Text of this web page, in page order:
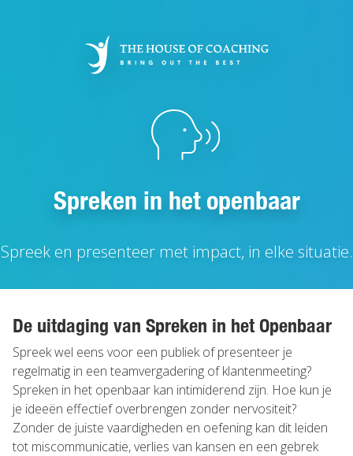
Spreken in het openbaar
Spreek en presenteer met impact, in elke situatie.
De uitdaging van Spreken in het Openbaar
Spreek wel eens voor een publiek of presenteer je
regelmatig in een teamvergadering of klantenmeeting?
Spreken in het openbaar kan intimiderend zijn. Hoe kun je
je ideeën effectief overbrengen zonder nervositeit?
Zonder de juiste vaardigheden en oefening kan dit leiden
tot miscommunicatie, verlies van kansen en een gebrek